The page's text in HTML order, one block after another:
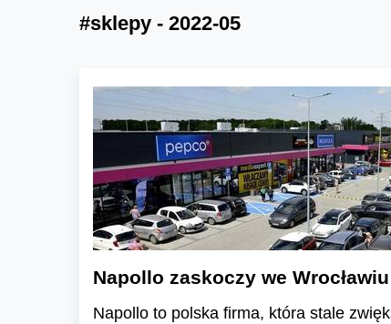
#sklepy - 2022-05
Napollo zaskoczy we Wrocławiu
Napollo to polska firma, która stale